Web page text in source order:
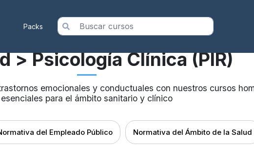
Packs
> Psicología Clínica (PIR)
emocionales y conductuales con nuestros cursos
esenciales para el ámbito sanitario y clínico
del Empleado Público Normativa del Ámbito de la Salud